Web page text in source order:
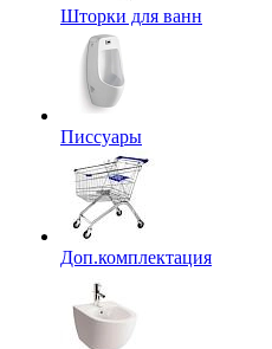
Шторки для ванн
Писсуары
Доп.комплектация